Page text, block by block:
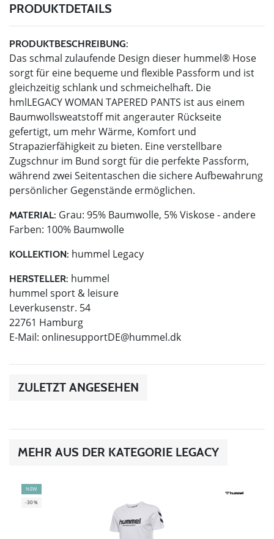
PRODUKTDETAILS
PRODUKTBESCHREIBUNG:
Das schmal zulaufende Design dieser hummel® Hose
sorgt für eine bequeme und flexible Passform und ist
gleichzeitig schlank und schmeichelhaft. Die
hmlLEGACY WOMAN TAPERED PANTS ist aus einem
Baumwollsweatstoff mit angerauter Rückseite
gefertigt, um mehr Wärme, Komfort und
Strapazierfähigkeit zu bieten. Eine verstellbare
Zugschnur im Bund sorgt für die perfekte Passform,
während zwei Seitentaschen die sichere Aufbewahrung
persönlicher Gegenstände ermöglichen.
MATERIAL: Grau: 95% Baumwolle, 5% Viskose - andere
Farben: 100% Baumwolle
KOLLEKTION: hummel Legacy
HERSTELLER: hummel
hummel sport & leisure
Leverkusenstr. 54
22761 Hamburg
E-Mail: onlinesupportDE@hummel.dk
ZULETZT ANGESEHEN
MEHR AUS DER KATEGORIE LEGACY
NEW
-30%